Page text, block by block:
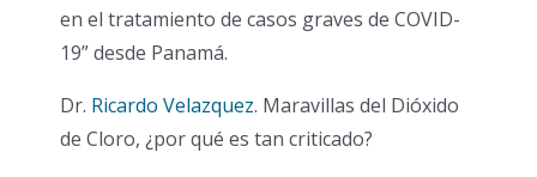
en el tratamiento de casos graves de COVID-
19” desde Panamá.
Dr. Ricardo Velazquez. Maravillas del Dióxido
de Cloro, ¿por qué es tan criticado?